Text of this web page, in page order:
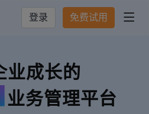
登录 免费试用 
业成长的
业务管理平台